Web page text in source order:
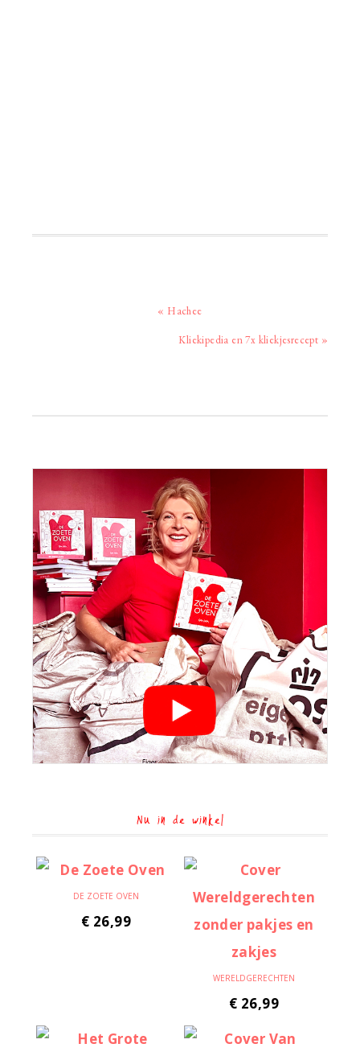
Vorig
« Hachee
Volgend
Kliekipedia en 7x kliekjesrecept »
Nu in de winkel
DE ZOETE OVEN
€ 26,99
WERELDGERECHTEN
€ 26,99